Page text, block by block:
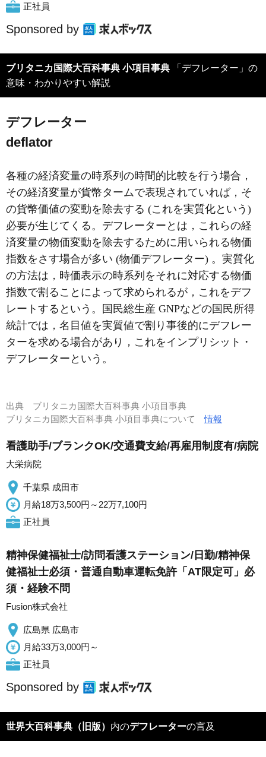
正社員
Sponsored by
ブリタニカ国際大百科事典 小項目事典 「デフレーター」の
意味・わかりやすい解説
デフレーター
deflator
各種の経済変量の時系列の時間的比較を行う場合，
その経済変量が貨幣タームで表現されていれば，そ
の貨幣価値の変動を除去する (これを実質化という)
必要が生じてくる。デフレーターとは，これらの経
済変量の物価変動を除去するために用いられる物価
指数をさす場合が多い (物価デフレーター) 。実質化
の方法は，時価表示の時系列をそれに対応する物価
指数で割ることによって求められるが，これをデフ
レートするという。国民総生産 GNPなどの国民所得
統計では，名目値を実質値で割り事後的にデフレー
ターを求める場合があり，これをインプリシット・
デフレーターという。
出典 ブリタニカ国際大百科事典 小項目事典
ブリタニカ国際大百科事典 小項目事典について情報
看護助手/ブランクOK/交通費支給/再雇用制度有/病院
大栄病院
千葉県 成田市
月給18万3,500円～22万7,100円
正社員
精神保健福祉士/訪問看護ステーション/日勤/精神保
健福祉士必須・普通自動車運転免許「AT限定可」必
須・経験不問
Fusion株式会社
広島県 広島市
月給33万3,000円～
正社員
Sponsored by
世界大百科事典（旧版） 内のデフレーターの言及